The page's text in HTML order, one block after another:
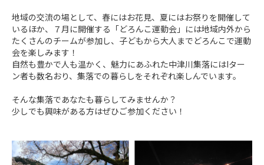
地域の交流の場として、春にはお花見、夏にはお祭りを開催して
いるほか、７月に開催する「どろんこ運動会」には地域内外から
たくさんのチームが参加し、子どもから大人までどろんこで運動
会を楽しみます！
自然も豊かで人も温かく、魅力にあふれた中津川集落にはIター
ン者も数名おり、集落での暮らしをそれぞれ楽しんでいます。
そんな集落であなたも暮らしてみませんか？
少しでも興味がある方はぜひご参加ください！